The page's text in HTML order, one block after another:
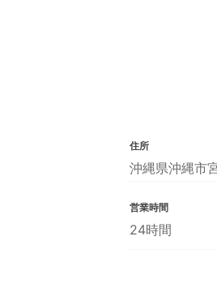
住所
沖縄県沖縄市
営業時間
24時間